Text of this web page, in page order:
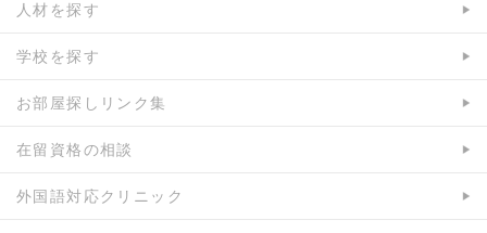
人材を探す
学校を探す
お部屋探しリンク集
在留資格の相談
外国語対応クリニック